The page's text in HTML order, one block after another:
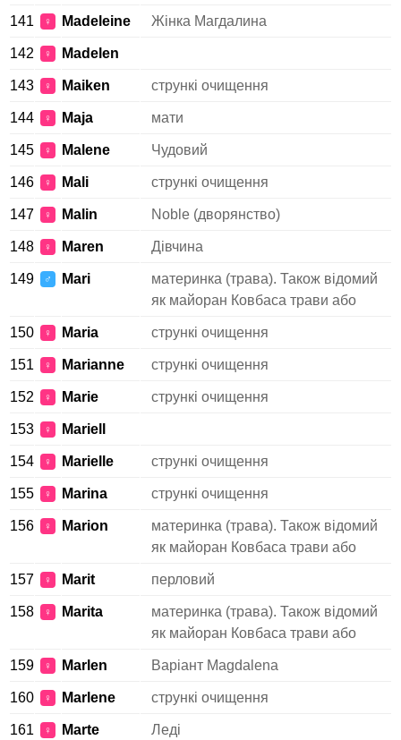
141 ♀ Madeleine Жінка Магдалина
142 ♀ Madelen
143 ♀ Maiken стрункі очищення
144 ♀ Maja мати
145 ♀ Malene Чудовий
146 ♀ Mali стрункі очищення
147 ♀ Malin Noble (дворянство)
148 ♀ Maren Дівчина
149 ♂ Mari
материнка (трава). Також відомий
як майоран Ковбаса трави або
150 ♀ Maria стрункі очищення
151 ♀ Marianne стрункі очищення
152 ♀ Marie стрункі очищення
153 ♀ Mariell
154 ♀ Marielle стрункі очищення
155 ♀ Marina стрункі очищення
156 ♀ Marion
материнка (трава). Також відомий
як майоран Ковбаса трави або
157 ♀ Marit перловий
158 ♀ Marita
материнка (трава). Також відомий
як майоран Ковбаса трави або
159 ♀ Marlen Варіант Magdalena
160 ♀ Marlene стрункі очищення
161 ♀ Marte Леді